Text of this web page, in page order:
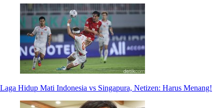
Laga Hidup Mati Indonesia vs Singapura, Netizen: Harus Menang!